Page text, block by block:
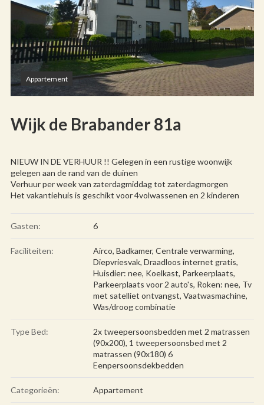
Appartement
Wijk de Brabander 81a
NIEUW IN DE VERHUUR !! Gelegen in een rustige woonwijk
gelegen aan de rand van de duinen
Verhuur per week van zaterdagmiddag tot zaterdagmorgen
Het vakantiehuis is geschikt voor 4volwassenen en 2 kinderen
Gasten: 6
Faciliteiten: Airco, Badkamer, Centrale verwarming,
Diepvriesvak, Draadloos internet gratis,
Huisdier: nee, Koelkast, Parkeerplaats,
Parkeerplaats voor 2 auto's, Roken: nee, Tv
met satelliet ontvangst, Vaatwasmachine,
Was/droog combinatie
Type Bed:
2x tweepersoonsbedden met 2 matrassen
(90x200), 1 tweepersoonsbed met 2
matrassen (90x180) 6
Eenpersoonsdekbedden
Categorieën: Appartement